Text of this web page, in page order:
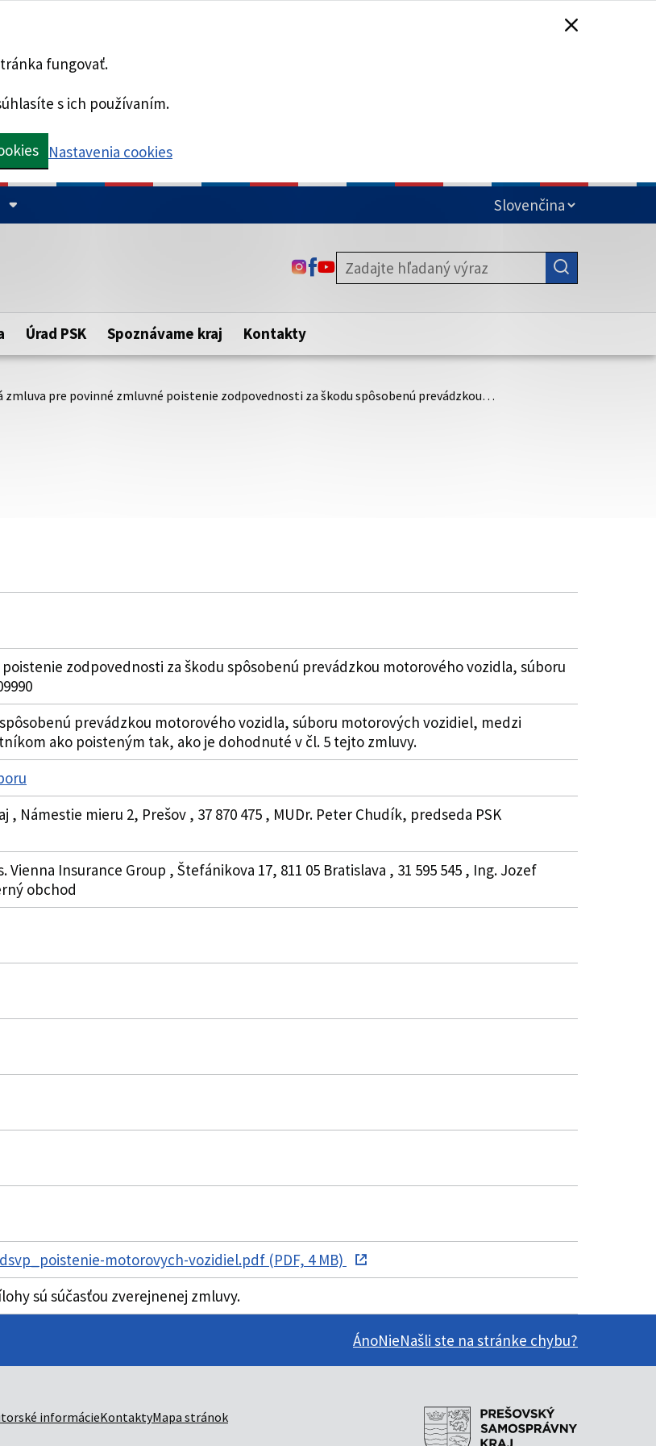
fungovať.
s ich používaním.
Nastavenia cookies
kraja.
Táto stránka je zabezpečená
zabezpečenú webovú stránku. Zabezpečená stránka vždy začína
https:// pred názvom domény webového sídla.
ODKAZ SA OTVORÍ NA NOVEJ KARTE
ODKAZ SA OTVORÍ NA NOVEJ KARTE
ODKAZ SA OTVORÍ NA NOVEJ KARTE
Úrad PSK Spoznávame kraj Kontakty
zmluva pre povinné zmluvné poistenie zodpovednosti za škodu spôsobenú prevádzkou…
zodpovednosti za škodu spôsobenú prevádzkou motorového vozidla, súboru
prevádzkou motorového vozidla, súboru motorových vozidiel, medzi
ako poisteným tak, ako je dohodnuté v čl. 5 tejto zmluvy.
Námestie mieru 2, Prešov , 37 870 475 , MUDr. Peter Chudík, predseda PSK
Vienna Insurance Group , Štefánikova 17, 811 05 Bratislava , 31 595 545 , Ing. Jozef
obchod
motorovych-vozidiel.pdf (PDF, 4 MB)
sú súčasťou zverejnenej zmluvy.
ÁnoNieNašli ste na stránke chybu?
informácieKontaktyMapa stránok